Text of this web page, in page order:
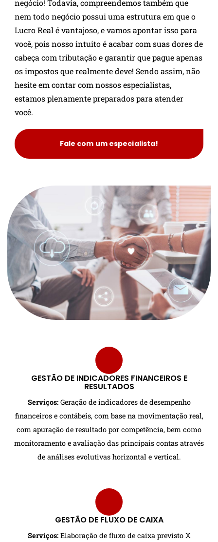
negócio! Todavia, compreendemos também que
nem todo negócio possui uma estrutura em que o
Lucro Real é vantajoso, e vamos apontar isso para
você, pois nosso intuito é acabar com suas dores de
cabeça com tributação e garantir que pague apenas
os impostos que realmente deve! Sendo assim, não
hesite em contar com nossos especialistas,
estamos plenamente preparados para atender
você.
Fale com um especialista!
GESTÃO DE INDICADORES FINANCEIROS E
RESULTADOS
Serviços:Geração de indicadores de desempenho
financeiros e contábeis, com base na movimentação real,
com apuração de resultado por competência, bem como
monitoramento e avaliação das principais contas através
de análises evolutivas horizontal e vertical.
GESTÃO DE FLUXO DE CAIXA
Serviços:Elaboração de fluxo de caixa previsto X